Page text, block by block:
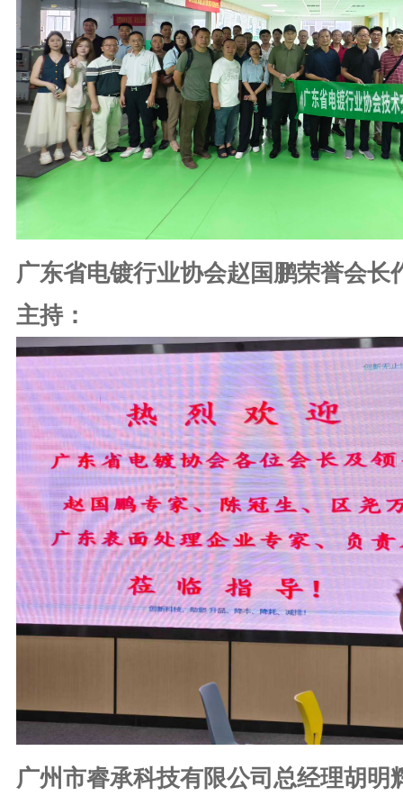
广东省电镀行业协会赵国鹏荣誉会长
主持：
广州市睿承科技有限公司总经理胡明